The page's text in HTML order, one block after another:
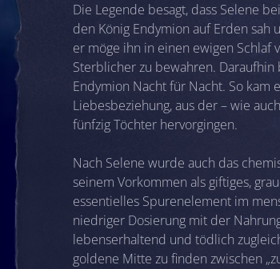
Die Legende besagt, dass Selene
den König Endymion auf Erden sah
er möge ihn in einen ewigen Schlaf
Sterblicher zu bewahren.
Endymion Nacht für Nacht. So kam
Liebesbeziehung, aus der – wie
fünfzig Töchter hervorgingen.
Nach Selene wurde auch das
seinem Vorkommen als giftiges,
essentielles Spurenelement im
niedriger Dosierung mit der
lebenserhaltend und tödlich
goldene Mitte zu finden zwischen